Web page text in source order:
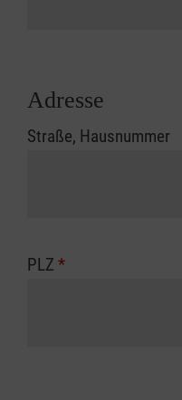
Adresse
Straße, Hausnummer
PLZ *